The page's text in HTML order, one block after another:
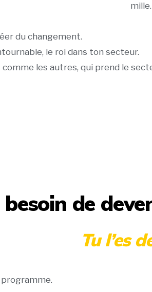
mille.
du changement.
le roi dans ton secteur.
les autres, qui prend le
de
Tu l’es
programme.